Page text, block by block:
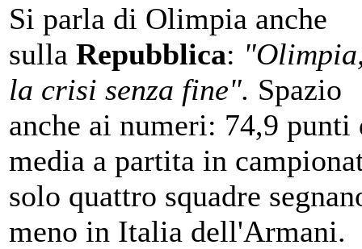
Si parla di Olimpia anche
sulla Repubblica:
la crisi senza fine". Spazio
anche ai numeri: 74,9 punti
media a partita in
solo quattro squadre
meno in Italia dell'Armani.